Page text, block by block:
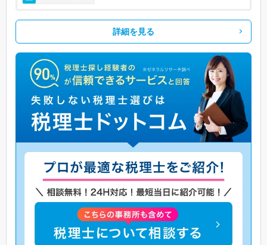
詳細を見る